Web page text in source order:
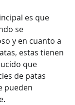
es que
se
y en cuanto a
estas tienen
que
de patas
pueden